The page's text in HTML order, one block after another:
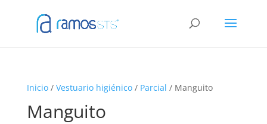
Inicio/ Vestuario higiénico/ Parcial / Manguito
Manguito